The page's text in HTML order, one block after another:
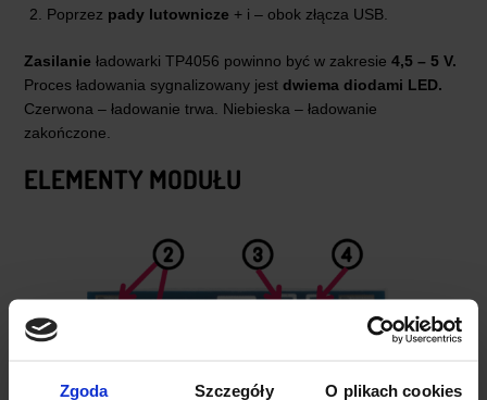
Zgoda Szczegóły O plikach cookies
Poprzez pady lutownicze + i – obok złącza USB.
Zasilanie ładowarki TP4056 powinno być w zakresie 4,5 – 5 V.
Proces ładowania sygnalizowany jest dwiema diodami LED.
Czerwona – ładowanie trwa. Niebieska – ładowanie
zakończone.
ELEMENTY MODUŁU